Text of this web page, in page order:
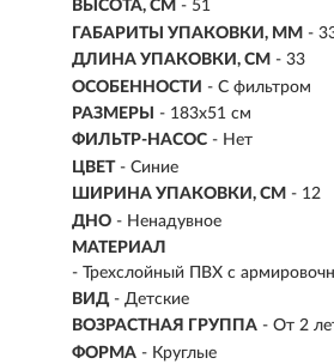
ВЫСОТА, СМ - 51
ГАБАРИТЫ УПАКОВКИ, ММ -
ДЛИНА УПАКОВКИ, СМ - 33
ОСОБЕННОСТИ - С фильтром
РАЗМЕРЫ
- 183х51 см
ФИЛЬТР-НАСОС - Нет
ЦВЕТ - Синие
ШИРИНА УПАКОВКИ, СМ - 12
ДНО - Ненадувное
МАТЕРИАЛ
- Трехслойный ПВХ с
ВИД - Детские
ВОЗРАСТНАЯ ГРУППА - От 2
ФОРМА - Круглые